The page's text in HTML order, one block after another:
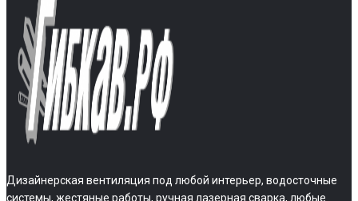
Дизайнерская вентиляция под любой интерьер, водосточные
системы, жестяные работы, ручная лазерная сварка, любые